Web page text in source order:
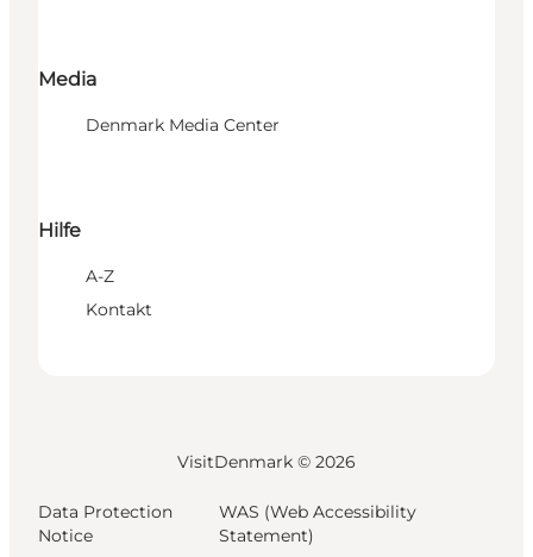
Media
Denmark Media Center
Hilfe
A-Z
Kontakt
VisitDenmark © 2026
Data Protection
Notice
WAS (Web Accessibility
Statement)